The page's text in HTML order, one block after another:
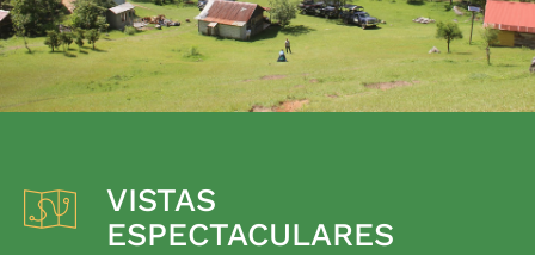
VISTAS
ESPECTACULARES